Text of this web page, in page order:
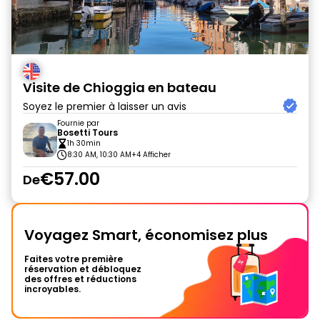
Visite de Chioggia en bateau
Soyez le premier à laisser un avis
Fournie par
Bosetti Tours
1h 30min
8:30 AM, 10:30 AM+4 Afficher
De€57.00
Voyagez Smart, économisez plus
Faites votre première
réservation et débloquez
des offres et réductions
incroyables.